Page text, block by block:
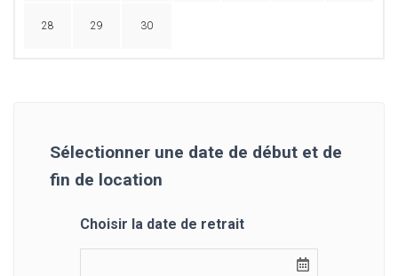
28 29 30
Sélectionner une date de début et de
fin de location
Choisir la date de retrait